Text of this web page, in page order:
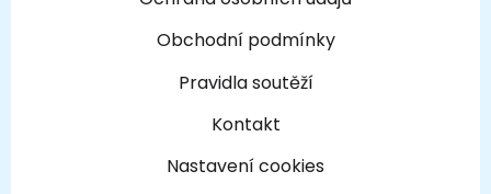
Obchodní podmínky
Pravidla soutěží
Kontakt
Nastavení cookies